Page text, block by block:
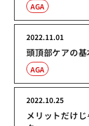
AGA
頭頂部ケアの
2022.11.01
AGA
メリットだけ
2022.10.25